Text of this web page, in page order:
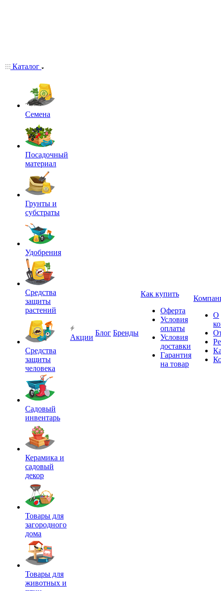
Каталог
Семена
Посадочный
материал
Грунты и
субстраты
Удобрения
Средства
защиты
растений
Средства
защиты
человека
Садовый
инвентарь
Керамика и
садовый
декор
Товары для
загородного
дома
Товары для
животных и
Акции
Блог Бренды
Как купить
Оферта
Условия
оплаты
Условия
доставки
Гарантия
на товар
О